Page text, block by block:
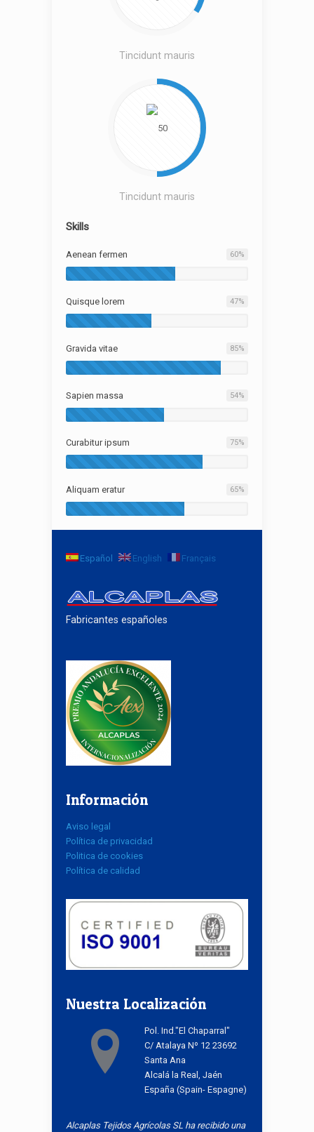
Tincidunt mauris
Tincidunt mauris
Skills
Aenean fermen 60%
Quisque lorem 47%
Gravida vitae 85%
Sapien massa 54%
Curabitur ipsum 75%
Aliquam eratur 65%
Español English Français
Fabricantes españoles
Información
Aviso legal
Política de privacidad
Politica de cookies
Política de calidad
Nuestra Localización
Pol. Ind."El Chaparral"
C/ Atalaya Nº 12 23692
Santa Ana
Alcalá la Real, Jaén
España (Spain- Espagne)
Alcaplas Tejidos Agrícolas SL ha recibido una